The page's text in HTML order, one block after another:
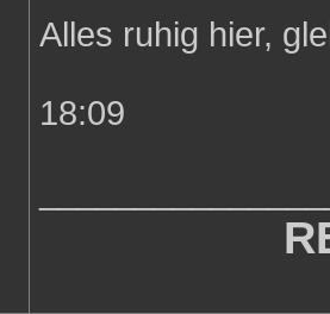
Alles ruhig hier,
18:09